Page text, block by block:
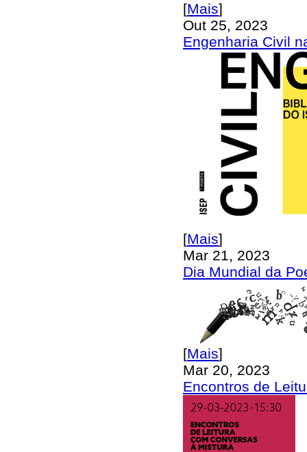
[Mais]
Out 25, 2023
Engenharia Civil
[Mais]
Mar 21, 2023
Dia Mundial da
[Mais]
Mar 20, 2023
Encontros de